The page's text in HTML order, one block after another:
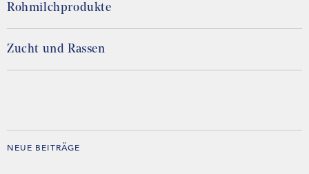
Rohmilchprodukte
Zucht und Rassen
NEUE BEITRÄGE